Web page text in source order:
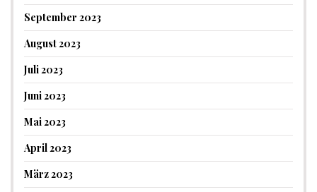
September 2023
August 2023
Juli 2023
Juni 2023
Mai 2023
April 2023
März 2023